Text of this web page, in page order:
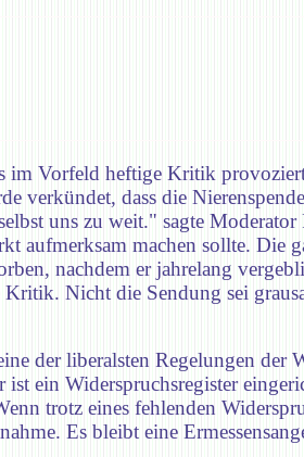
im Vorfeld heftige Kritik
verkündet, dass die
uns zu weit." sagte
aufmerksam machen sollte. Die
nachdem er jahrelang
Nicht die Sendung sei
der liberalsten Regelungen der
ein Widerspruchsregister
trotz eines fehlenden
Es bleibt eine